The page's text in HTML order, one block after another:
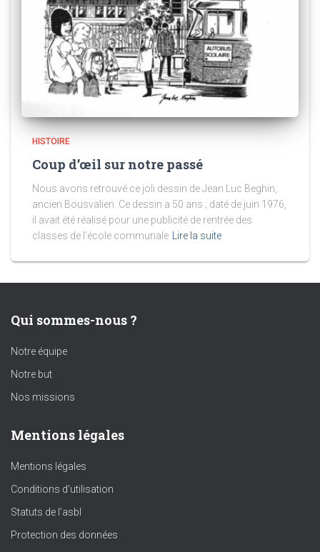
HISTOIRE
Coup d’œil sur notre passé
Nous avons retrouvé ce joli dessin de Jean Luc Beghin,
ancien Bousvalien. Ce dessin a 50 ans ; daté de juin 1976,
il avait été réalisé pour une publicité de rentrée des
classes de l’école communale
Lire la suite
Qui sommes-nous ?
Notre équipe
Notre but
Nos missions
Mentions légales
Mentions légales
Conditions d’utilisation
Statuts de l’asbl
Protection des données